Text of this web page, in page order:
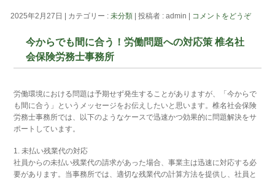
2025年2月27日 カテゴリー :未分類 |投稿者 : admin コメントをどうぞ
今からでも間に合う！労働問題への対応策 椎名社
会保険労務士事務所
労働環境における問題は予期せず発生することがありますが、「今からで
も間に合う」というメッセージをお伝えしたいと思います。椎名社会保険
労務士事務所では、以下のようなケースで迅速かつ効果的に問題解決をサ
ポートしています。
1. 未払い残業代の対応
社員からの未払い残業代の請求があった場合、事業主は迅速に対応する必
要があります。当事務所では、適切な残業代の計算方法を提供し、社員と